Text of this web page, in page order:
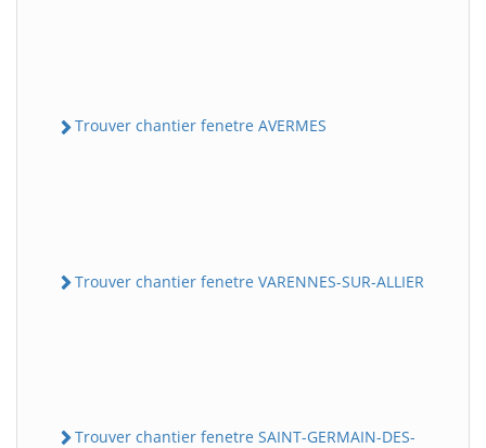
Trouver chantier fenetre AVERMES
Trouver chantier fenetre VARENNES-SUR-ALLIER
Trouver chantier fenetre SAINT-GERMAIN-DES-